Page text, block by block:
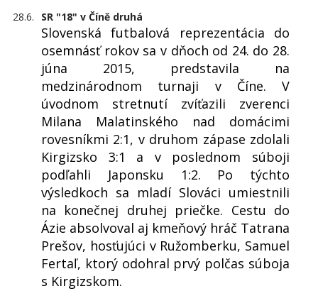
28.6. SR "18" v Číně druhá
Slovenská futbalová reprezentácia do
osemnásť rokov sa v dňoch od 24. do 28.
júna 2015, predstavila na
medzinárodnom turnaji v Číne. V
úvodnom stretnutí zvíťazili zverenci
Milana Malatinského nad domácimi
rovesníkmi 2:1, v druhom zápase zdolali
Kirgizsko 3:1 a v poslednom súboji
podľahli Japonsku 1:2. Po týchto
výsledkoch sa mladí Slováci umiestnili
na konečnej druhej priečke. Cestu do
Ázie absolvoval aj kmeňový hráč Tatrana
Prešov, hosťujúci v Ružomberku, Samuel
Fertaľ, ktorý odohral prvý polčas súboja
s Kirgizskom.